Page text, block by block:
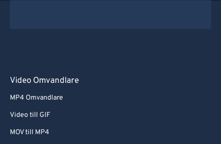
Video Omvandlare
MP4 Omvandlare
Video till GIF
MOV till MP4